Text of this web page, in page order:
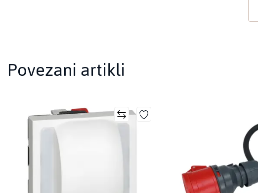
Povezani artikli